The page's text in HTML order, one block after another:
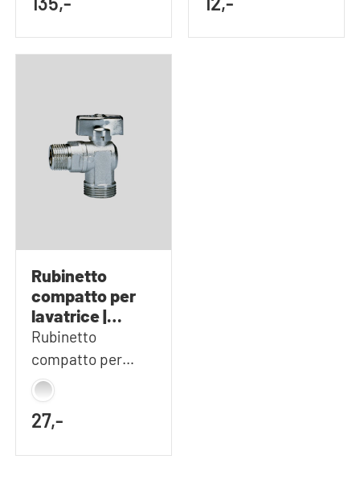
Rubinetto
compatto per
lavatrice |
WSMK50
Rubinetto
compatto per
lavatrice
27,-